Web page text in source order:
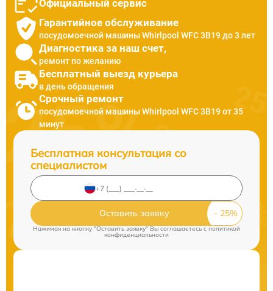
Официальный сервис
Гарантийное обслуживание
посудомоечной машины Whirlpool WFC 3B19 до 3 лет
Диагностика за наш счет,
ремонт по желанию
Бесплатный выезд курьера
в день обращения
Срочный ремонт
посудомоечной машины Whirlpool WFC 3B19 от 35
минут
Бесплатная консультация со
специалистом
Оставить заявку
Нажимая на кнопку "Оставить заявку" Вы соглашаетесь c политикой
конфиденциальности